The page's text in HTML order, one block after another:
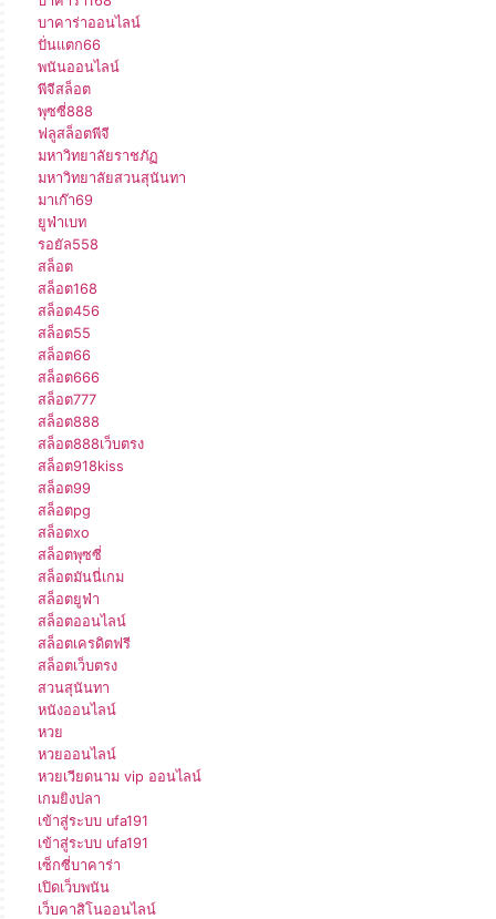
บาคาร่าออนไลน์
ปั่นแตก66
พนันออนไลน์
พีจีสล็อต
พุซซี่888
ฟลูสล็อตพีจี
มหาวิทยาลัยราชภัฏ
มหาวิทยาลัยสวนสุนันทา
มาเก๊า69
ยูฟ่าเบท
รอยัล558
สล็อต
สล็อต168
สล็อต456
สล็อต55
สล็อต66
สล็อต666
สล็อต777
สล็อต888
สล็อต888เว็บตรง
สล็อต918kiss
สล็อต99
สล็อตpg
สล็อตxo
สล็อตพุซซี่
สล็อตมันนี่เกม
สล็อตยูฟ่า
สล็อตออนไลน์
สล็อตเครดิตฟรี
สล็อตเว็บตรง
สวนสุนันทา
หนังออนไลน์
หวย
หวยออนไลน์
หวยเวียดนาม vip ออนไลน์
เกมยิงปลา
เข้าสู่ระบบ ufa191
เข้าสู่ระบบ ufa191
เซ็กซี่บาคาร่า
เปิดเว็บพนัน
เว็บคาสิโนออนไลน์